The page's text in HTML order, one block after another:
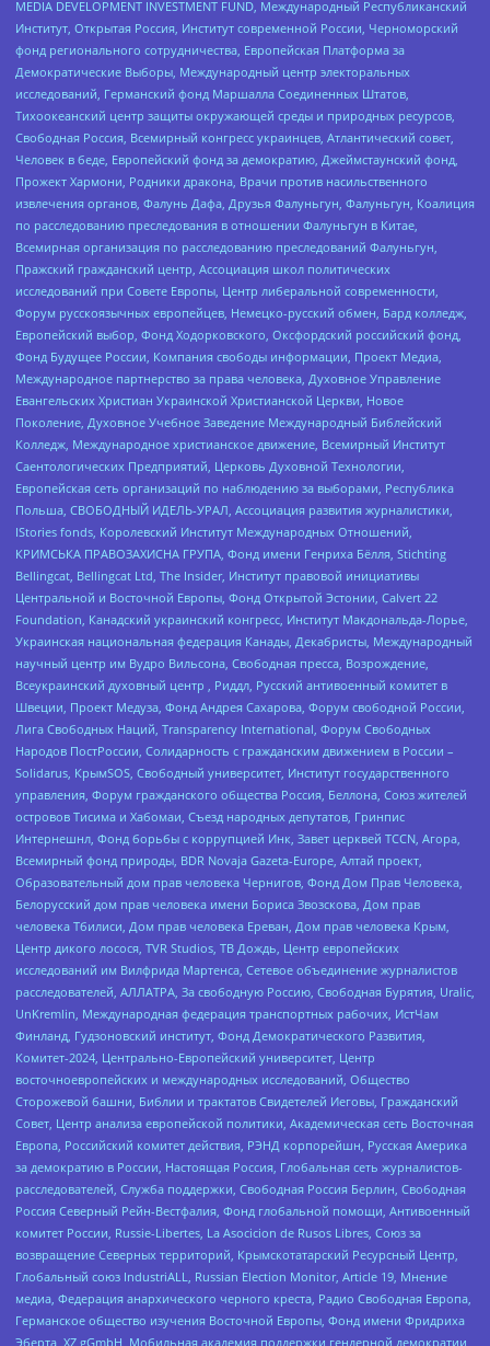
MEDIA DEVELOPMENT INVESTMENT FUND, Международный Республиканский
Институт, Открытая Россия, Институт современной России, Черноморский
фонд регионального сотрудничества, Европейская Платформа за
Демократические Выборы, Международный центр электоральных
исследований, Германский фонд Маршалла Соединенных Штатов,
Тихоокеанский центр защиты окружающей среды и природных ресурсов,
Свободная Россия, Всемирный конгресс украинцев, Атлантический совет,
Человек в беде, Европейский фонд за демократию, Джеймстаунский фонд,
Прожект Хармони, Родники дракона, Врачи против насильственного
извлечения органов, Фалунь Дафа, Друзья Фалуньгун, Фалуньгун, Коалиция
по расследованию преследования в отношении Фалуньгун в Китае,
Всемирная организация по расследованию преследований Фалуньгун,
Пражский гражданский центр, Ассоциация школ политических
исследований при Совете Европы, Центр либеральной современности,
Форум русскоязычных европейцев, Немецко-русский обмен, Бард колледж,
Европейский выбор, Фонд Ходорковского, Оксфордский российский фонд,
Фонд Будущее России, Компания свободы информации, Проект Медиа,
Международное партнерство за права человека, Духовное Управление
Евангельских Христиан Украинской Христианской Церкви, Новое
Поколение, Духовное Учебное Заведение Международный Библейский
Колледж, Международное христианское движение, Всемирный Институт
Саентологических Предприятий, Церковь Духовной Технологии,
Европейская сеть организаций по наблюдению за выборами, Республика
Польша, СВОБОДНЫЙ ИДЕЛЬ-УРАЛ, Ассоциация развития журналистики,
IStories fonds, Королевский Институт Международных Отношений,
КРИМСЬКА ПРАВОЗАХИСНА ГРУПА, Фонд имени Генриха Бёлля, Stichting
Bellingcat, Bellingcat Ltd, The Insider, Институт правовой инициативы
Центральной и Восточной Европы, Фонд Открытой Эстонии, Calvert 22
Foundation, Канадский украинский конгресс, Институт Макдональда-Лорье,
Украинская национальная федерация Канады, Декабристы, Международный
научный центр им Вудро Вильсона, Свободная пресса, Возрождение,
Всеукраинский духовный центр , Риддл, Русский антивоенный комитет в
Швеции, Проект Медуза, Фонд Андрея Сахарова, Форум свободной России,
Лига Свободных Наций, Transparеncy International, Форум Свободных
Народов ПостРоссии, Солидарность с гражданским движением в России –
Solidarus, КрымSOS, Свободный университет, Институт государственного
управления, Форум гражданского общества Россия, Беллона, Союз жителей
островов Тисима и Хабомаи, Съезд народных депутатов, Гринпис
Интернешнл, Фонд борьбы с коррупцией Инк, Завет церквей TCCN, Агора,
Всемирный фонд природы, BDR Novaja Gazeta-Europe, Алтай проект,
Образовательный дом прав человека Чернигов, Фонд Дом Прав Человека,
Белорусский дом прав человека имени Бориса Звозскова, Дом прав
человека Тбилиси, Дом прав человека Ереван, Дом прав человека Крым,
Центр дикого лосося, TVR Studios, ТВ Дождь, Центр европейских
исследований им Вилфрида Мартенса, Сетевое объединение журналистов
расследователей, АЛЛАТРА, За свободную Россию, Свободная Бурятия, Uralic,
UnKremlin, Международная федерация транспортных рабочих, ИстЧам
Финланд, Гудзоновский институт, Фонд Демократического Развития,
Комитет-2024, Центрально-Европейский университет, Центр
восточноевропейских и международных исследований, Общество
Сторожевой башни, Библии и трактатов Свидетелей Иеговы, Гражданский
Совет, Центр анализа европейской политики, Академическая сеть Восточная
Европа, Российский комитет действия, РЭНД корпорейшн, Русская Америка
за демократию в России, Настоящая Россия, Глобальная сеть журналистов-
расследователей, Служба поддержки, Свободная Россия Берлин, Свободная
Россия Северный Рейн-Вестфалия, Фонд глобальной помощи, Антивоенный
комитет России, Russie-Libertes, La Asocicion de Rusos Libres, Союз за
возвращение Северных территорий, Крымскотатарский Ресурсный Центр,
Глобальный союз IndustriALL, Russian Election Monitor, Article 19, Мнение
медиа, Федерация анархического черного креста, Радио Свободная Европа,
Германское общество изучения Восточной Европы, Фонд имени Фридриха
Эберта, XZ gGmbH, Мобильная академия поддержки гендерной демократии